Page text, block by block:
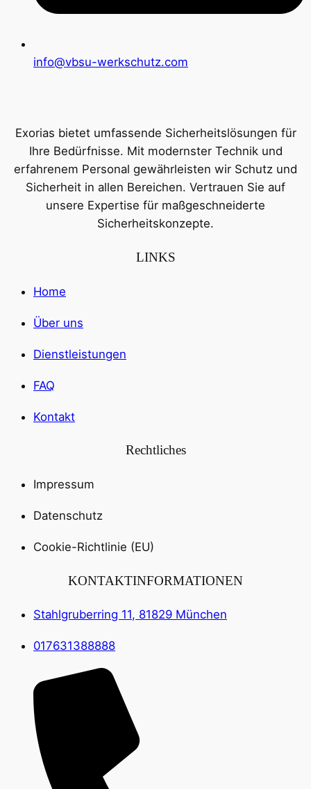
info@vbsu-werkschutz.com
Exorias bietet umfassende Sicherheitslösungen für
Ihre Bedürfnisse. Mit modernster Technik und
erfahrenem Personal gewährleisten wir Schutz und
Sicherheit in allen Bereichen. Vertrauen Sie auf
unsere Expertise für maßgeschneiderte
Sicherheitskonzepte.
LINKS
Home
Über uns
Dienstleistungen
FAQ
Kontakt
Rechtliches
Impressum
Datenschutz
Cookie-Richtlinie (EU)
KONTAKTINFORMATIONEN
Stahlgruberring 11, 81829 München
017631388888